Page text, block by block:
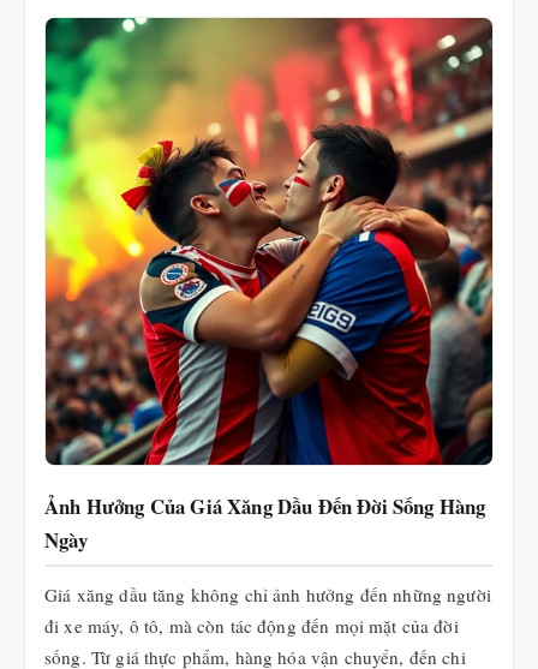
Ảnh Hưởng Của Giá Xăng Dầu Đến Đời Sống Hàng
Ngày
Giá xăng dầu tăng không chỉ ảnh hưởng đến những người
đi xe máy, ô tô, mà còn tác động đến mọi mặt của đời
sống. Từ giá thực phẩm, hàng hóa vận chuyển, đến chi